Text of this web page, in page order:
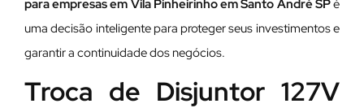
para empresas em Vila Pinheirinho em Santo André SPé
uma decisão inteligente para proteger seus investimentos e
garantir a continuidade dos negócios.
Troca de Disjuntor 127V